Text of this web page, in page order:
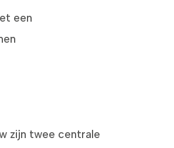
een
zijn twee centrale